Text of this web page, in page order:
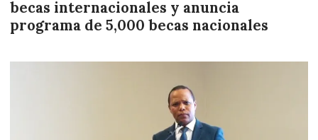
becas internacionales y anuncia
programa de 5,000 becas nacionales